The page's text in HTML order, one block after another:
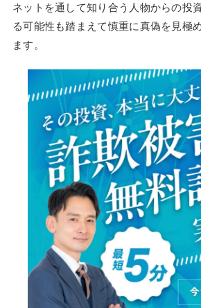
ネットを通して知り合う人物からの投
る可能性も踏まえて慎重に真偽を見極
ます。